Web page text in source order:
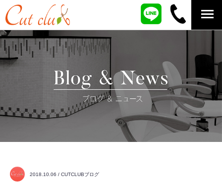
2018.10.06 / CUTCLUBブログ